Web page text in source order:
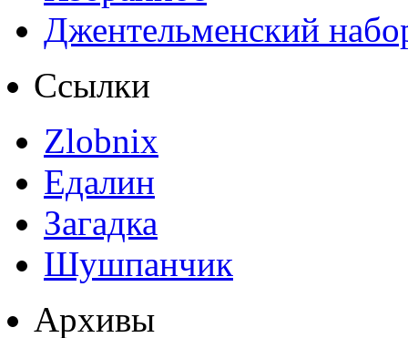
Джентельменский
Ссылки
Zlobnix
Едалин
Загадка
Шушпанчик
Архивы